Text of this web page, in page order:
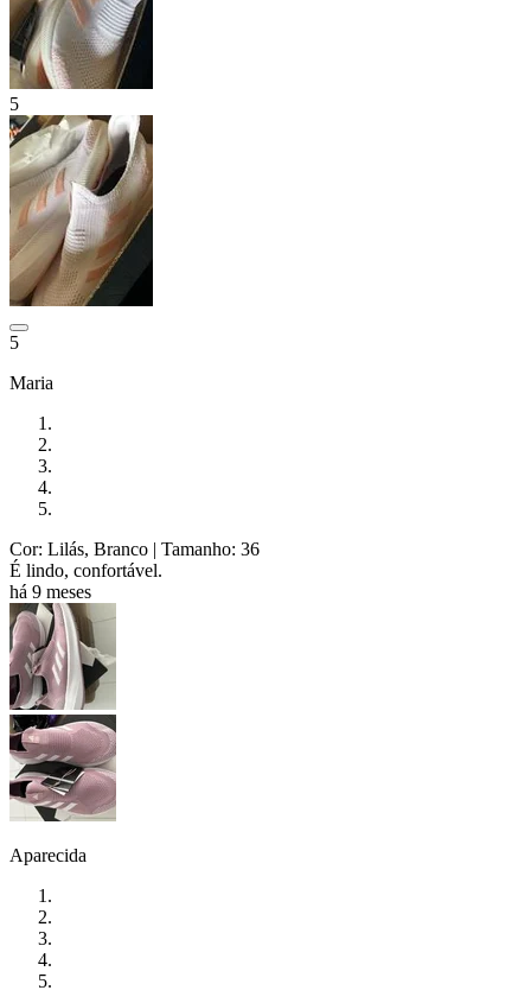
5
5
Maria
Cor: Lilás, Branco | Tamanho: 36
É lindo, confortável.
há 9 meses
Aparecida